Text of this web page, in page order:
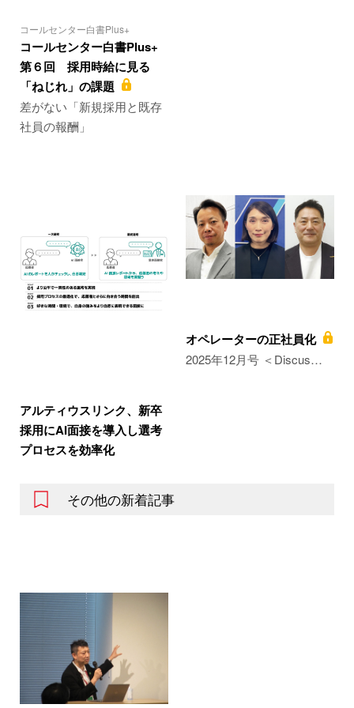
コールセンター白書Plus+
コールセンター白書Plus+
第６回 採用時給に見る
「ねじれ」の課題
差がない「新規採用と既存
社員の報酬」
アルティウスリンク、新卒
採用にAI面接を導入し選考
プロセスを効率化
オペレーターの正社員化
2025年12月号 ＜Discus…
その他の新着記事